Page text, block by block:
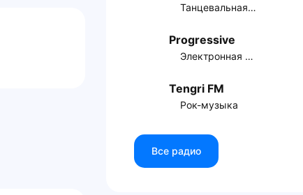
Танцевальная музыка
Progressive
Электронная музыка
Tengri FM
Рок-музыка
Все радио